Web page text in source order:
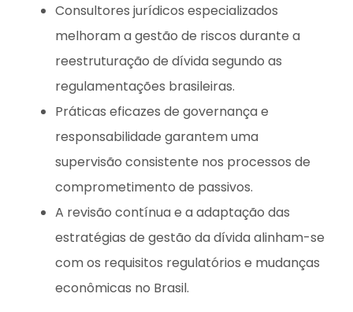
Consultores jurídicos especializados
melhoram a gestão de riscos durante a
reestruturação de dívida segundo as
regulamentações brasileiras.
Práticas eficazes de governança e
responsabilidade garantem uma
supervisão consistente nos processos de
comprometimento de passivos.
A revisão contínua e a adaptação das
estratégias de gestão da dívida alinham-se
com os requisitos regulatórios e mudanças
econômicas no Brasil.